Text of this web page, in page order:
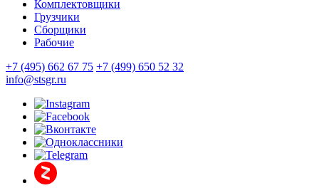
Комплектовщики
Грузчики
Сборщики
Рабочие
+7 (495) 662 67 75 +7 (499) 650 52 32
info@stsgr.ru